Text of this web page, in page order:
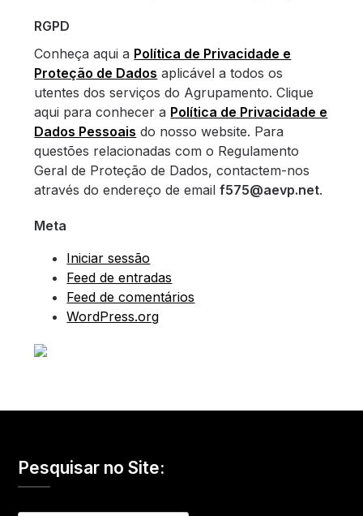
RGPD
Conheça aqui a Política de Privacidade e
Proteção de Dados aplicável a todos os
utentes dos serviços do Agrupamento. Clique
aqui para conhecer a Política de Privacidade e
Dados Pessoais do nosso website. Para
questões relacionadas com o Regulamento
Geral de Proteção de Dados, contactem-nos
através do endereço de emailf575@aevp.net.
Meta
Iniciar sessão
Feed de entradas
Feed de comentários
WordPress.org
Pesquisar no Site: